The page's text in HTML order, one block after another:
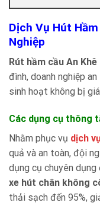
Dịch Vụ Hút
Nghiệp
Rút hầm cầu An Khê
đình, doanh nghiệp
sinh hoạt không bị
Các dụng cụ thông
Nhằm phục vụ dịch
quả và an toàn, đội
dụng cụ chuyên
xe hút chân không
thải sạch đến 95%,